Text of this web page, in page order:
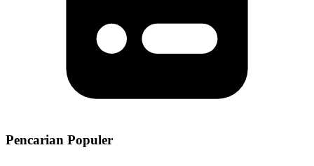
Pencarian Populer